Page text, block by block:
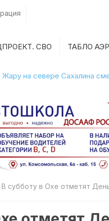
СВО ТАБЛО
Жару на севере Сахалина
В субботу в Охе отметят